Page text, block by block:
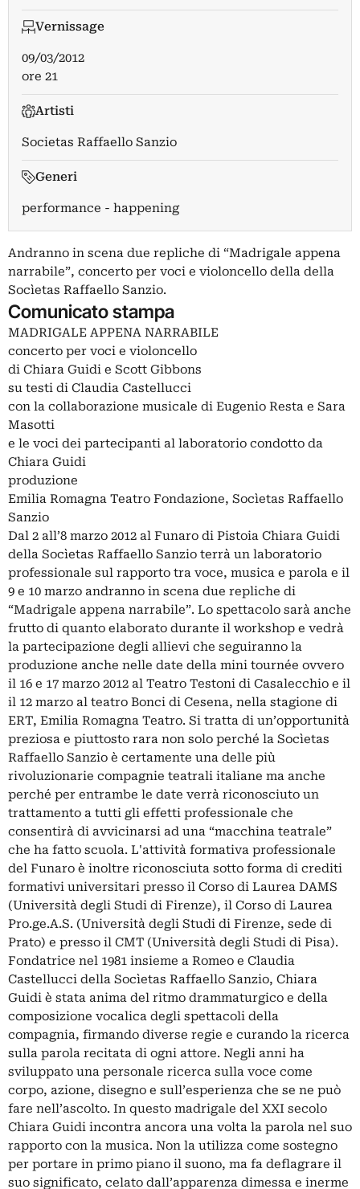
Vernissage
09/03/2012
ore 21
Artisti
Societas Raffaello Sanzio
Generi
performance - happening
Andranno in scena due repliche di “Madrigale appena
narrabile”, concerto per voci e violoncello della della
Socìetas Raffaello Sanzio.
Comunicato stampa
MADRIGALE APPENA NARRABILE
concerto per voci e violoncello
di Chiara Guidi e Scott Gibbons
su testi di Claudia Castellucci
con la collaborazione musicale di Eugenio Resta e Sara
Masotti
e le voci dei partecipanti al laboratorio condotto da
Chiara Guidi
produzione
Emilia Romagna Teatro Fondazione, Socìetas Raffaello
Sanzio
Dal 2 all’8 marzo 2012 al Funaro di Pistoia Chiara Guidi
della Socìetas Raffaello Sanzio terrà un laboratorio
professionale sul rapporto tra voce, musica e parola e il
9 e 10 marzo andranno in scena due repliche di
“Madrigale appena narrabile”. Lo spettacolo sarà anche
frutto di quanto elaborato durante il workshop e vedrà
la partecipazione degli allievi che seguiranno la
produzione anche nelle date della mini tournée ovvero
il 16 e 17 marzo 2012 al Teatro Testoni di Casalecchio e il
il 12 marzo al teatro Bonci di Cesena, nella stagione di
ERT, Emilia Romagna Teatro. Si tratta di un’opportunità
preziosa e piuttosto rara non solo perché la Socìetas
Raffaello Sanzio è certamente una delle più
rivoluzionarie compagnie teatrali italiane ma anche
perché per entrambe le date verrà riconosciuto un
trattamento a tutti gli effetti professionale che
consentirà di avvicinarsi ad una “macchina teatrale”
che ha fatto scuola. L'attività formativa professionale
del Funaro è inoltre riconosciuta sotto forma di crediti
formativi universitari presso il Corso di Laurea DAMS
(Università degli Studi di Firenze), il Corso di Laurea
Pro.ge.A.S. (Università degli Studi di Firenze, sede di
Prato) e presso il CMT (Università degli Studi di Pisa).
Fondatrice nel 1981 insieme a Romeo e Claudia
Castellucci della Socìetas Raffaello Sanzio, Chiara
Guidi è stata anima del ritmo drammaturgico e della
composizione vocalica degli spettacoli della
compagnia, firmando diverse regie e curando la ricerca
sulla parola recitata di ogni attore. Negli anni ha
sviluppato una personale ricerca sulla voce come
corpo, azione, disegno e sull’esperienza che se ne può
fare nell’ascolto. In questo madrigale del XXI secolo
Chiara Guidi incontra ancora una volta la parola nel suo
rapporto con la musica. Non la utilizza come sostegno
per portare in primo piano il suono, ma fa deflagrare il
suo significato, celato dall’apparenza dimessa e inerme